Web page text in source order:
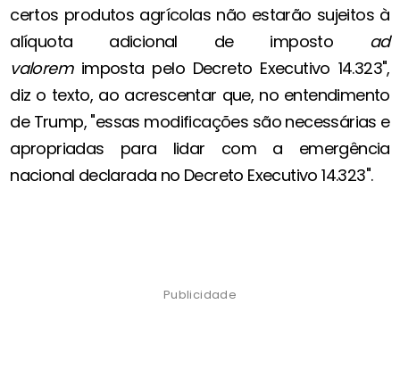
certos produtos agrícolas não estarão sujeitos à
alíquota adicional de imposto ad
valorem imposta pelo Decreto Executivo 14.323",
diz o texto, ao acrescentar que, no entendimento
de Trump, "essas modificações são necessárias e
apropriadas para lidar com a emergência
nacional declarada no Decreto Executivo 14.323".
Publicidade